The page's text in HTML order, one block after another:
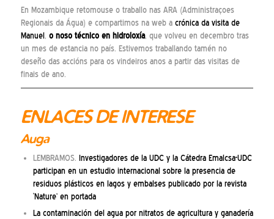
En Mozambique retomouse o traballo nas ARA (Administraçoes
Regionais da Água) e compartimos na web a crónica da visita de
Manuel , o noso técnico en hidroloxía, que volveu en decembro tras
un mes de estancia no país. Estivemos traballando tamén no
deseño das accións para os vindeiros anos a partir das visitas de
finais de ano.
ENLACES DE INTERESE
Auga
LEMBRAMOS. Investigadores de la UDC y la Cátedra Emalcsa-UDC
participan en un estudio internacional sobre la presencia de
residuos plásticos en lagos y embalses publicado por la revista
‘Nature’ en portada
La contaminación del agua por nitratos de agricultura y ganadería